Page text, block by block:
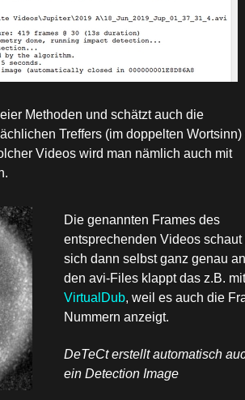
Methoden und schätzt auch die
Treffers (im doppelten Wortsinn)
Videos wird man nämlich auch mit
Die genannten Frames des
entsprechenden Videos schaut
sich dann selbst ganz genau
den avi-Files klappt das z.B. mit
VirtualDub, weil es auch die
Nummern anzeigt.
DeTeCt erstellt automatisch
ein Detection Image